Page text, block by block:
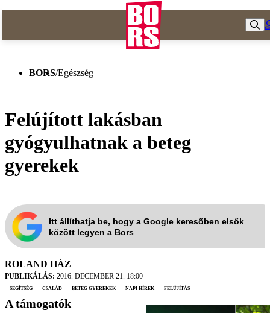
BORS/Egészség
Felújított lakásban
gyógyulhatnak a beteg
gyerekek
Itt állíthatja be, hogy a Google keresőben elsők
között legyen a Bors
ROLAND HÁZ
PUBLIKÁLÁS: 2016. DECEMBER 21. 18:00
segítség
család beteg gyerekek Napi Hírek felújítás
A támogatók